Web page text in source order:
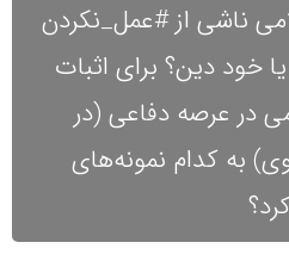
ناشی از #عمل_نکردن
خود دین؟ برای اثبات
در عرصه دفاعی (در
به کدام نمونه‌های